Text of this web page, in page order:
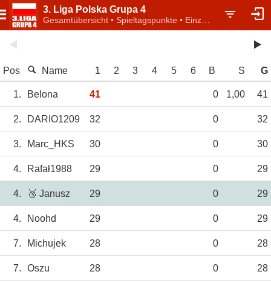
3. Liga Polska Grupa 4
Pos Name 1 2 3 4 5 6 B S G
1. Belona 41 0 1,00 41
2. DARIO1209 32 0 32
3. Marc_HKS 30 0 30
4. Rafał1988 29 0 29
4. 🥉 Janusz 29 0 29
4. Noohd 29 0 29
7. Michujek 28 0 28
7. Oszu 28 0 28